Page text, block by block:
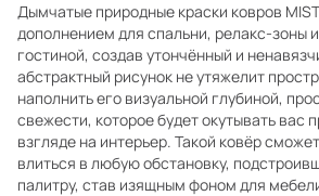
Дымчатые природные краски ковров
дополнением для спальни, релакс-зоны
гостиной, создав утончённый и
абстрактный рисунок не утяжелит
наполнить его визуальной глубиной,
свежести, которое будет окутывать вас
взгляде на интерьер. Такой ковёр
влиться в любую обстановку,
палитру, став изящным фоном для